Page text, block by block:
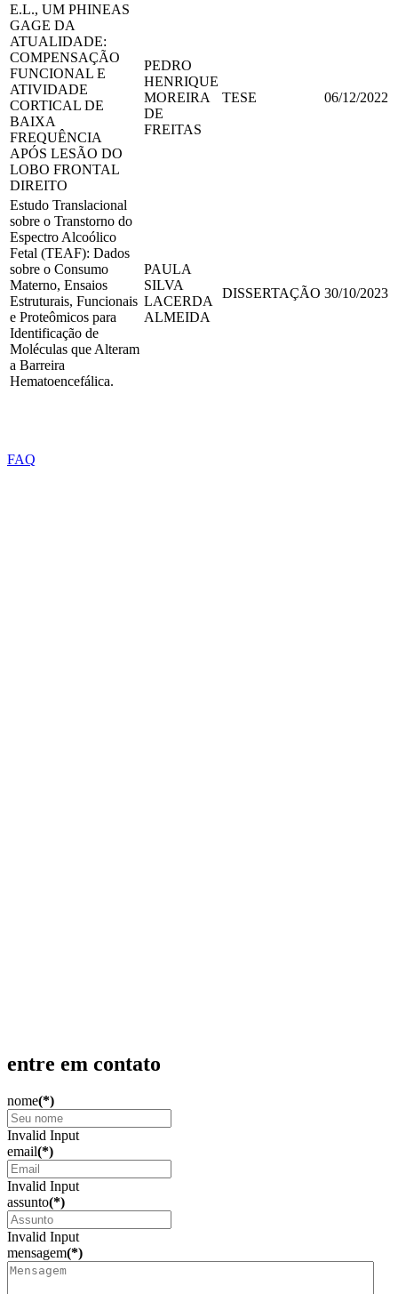
E.L., UM PHINEAS
GAGE DA
ATUALIDADE:
COMPENSAÇÃO
FUNCIONAL E
ATIVIDADE
CORTICAL DE
BAIXA
FREQUÊNCIA
APÓS LESÃO DO
LOBO FRONTAL
DIREITO
PEDRO
HENRIQUE
MOREIRA
DE
FREITAS
TESE 06/12/2022
Estudo Translacional
sobre o Transtorno do
Espectro Alcoólico
Fetal (TEAF): Dados
sobre o Consumo
Materno, Ensaios
Estruturais, Funcionais
e Proteômicos para
Identificação de
Moléculas que Alteram
a Barreira
Hematoencefálica.
PAULA
SILVA
LACERDA
ALMEIDA
DISSERTAÇÃO 30/10/2023
FAQ
entre em contato
nome(*)
Invalid Input
email(*)
Invalid Input
assunto(*)
Invalid Input
mensagem(*)